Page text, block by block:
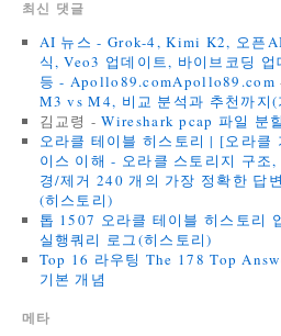
최신 댓글
AI 뉴스 - Grok-4, Kimi K2, 오픈
식, Veo3 업데이트, 바이브코딩
등 - Apollo89.comApollo89.com
M3 vs M4, 비교 분석과 추천까지
김교령 -Wireshark pcap 파일 분
오라클 테이블 히스토리 | [오라클
이스 이해 - 오라클 스토리지 구조
경/제거 240 개의 가장 정확한 답변
(히스토리)
톱 1507 오라클 테이블 히스토리
실행쿼리 로그(히스토리)
Top 16 라우팅 The 178 Top
기본 개념
메타